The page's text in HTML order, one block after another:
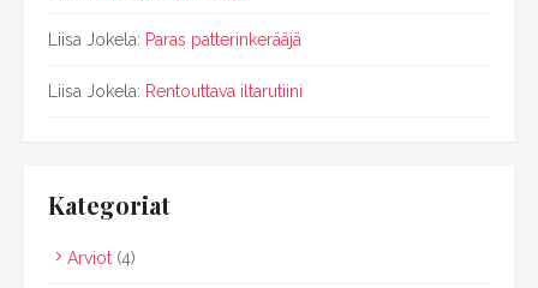
Liisa Jokela: Paras patterinkerääjä
Liisa Jokela: Rentouttava iltarutiini
Kategoriat
Arviot (4)